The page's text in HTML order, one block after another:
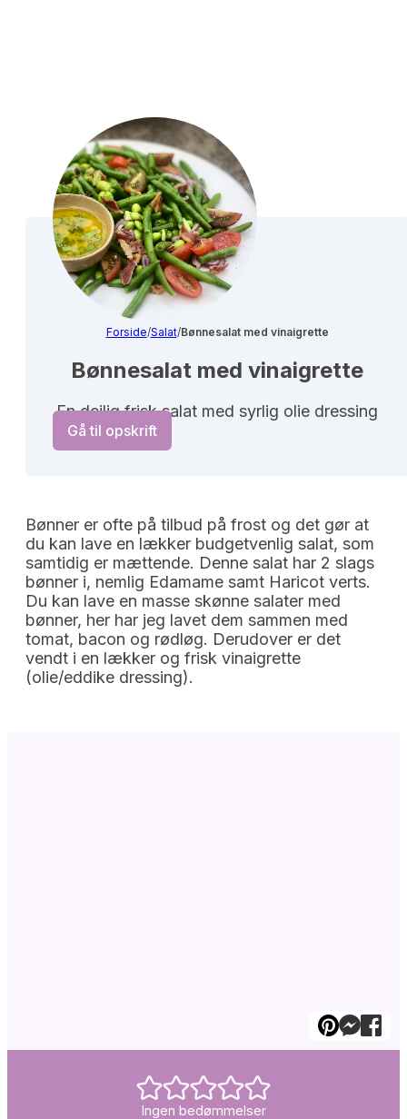
Forside/Salat/Bønnesalat med vinaigrette
Bønnesalat med vinaigrette
En dejlig frisk salat med syrlig olie dressing
Gå til opskrift
Bønner er ofte på tilbud på frost og det gør at
du kan lave en lækker budgetvenlig salat, som
samtidig er mættende. Denne salat har 2 slags
bønner i, nemlig Edamame samt Haricot verts.
Du kan lave en masse skønne salater med
bønner, her har jeg lavet dem sammen med
tomat, bacon og rødløg. Derudover er det
vendt i en lækker og frisk vinaigrette
(olie/eddike dressing).
Ingen bedømmelser